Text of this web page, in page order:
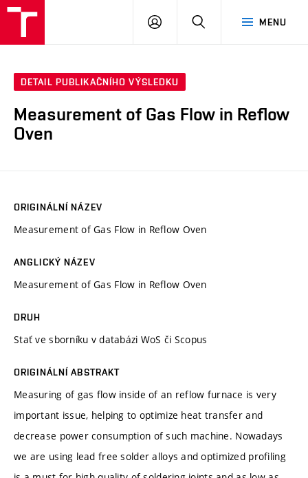
MENU
PŘIHLÁSIT
DETAIL PUBLIKAČNÍHO VÝSLEDKU
Measurement of Gas Flow in Reflow
Oven
ORIGINÁLNÍ NÁZEV
Measurement of Gas Flow in Reflow Oven
ANGLICKÝ NÁZEV
Measurement of Gas Flow in Reflow Oven
DRUH
Stať ve sborníku v databázi WoS či Scopus
ORIGINÁLNÍ ABSTRAKT
Measuring of gas flow inside of an reflow furnace is very
important issue, helping to optimize heat transfer and
decrease power consumption of such machine. Nowadays
we are using lead free solder alloys and optimized profiling